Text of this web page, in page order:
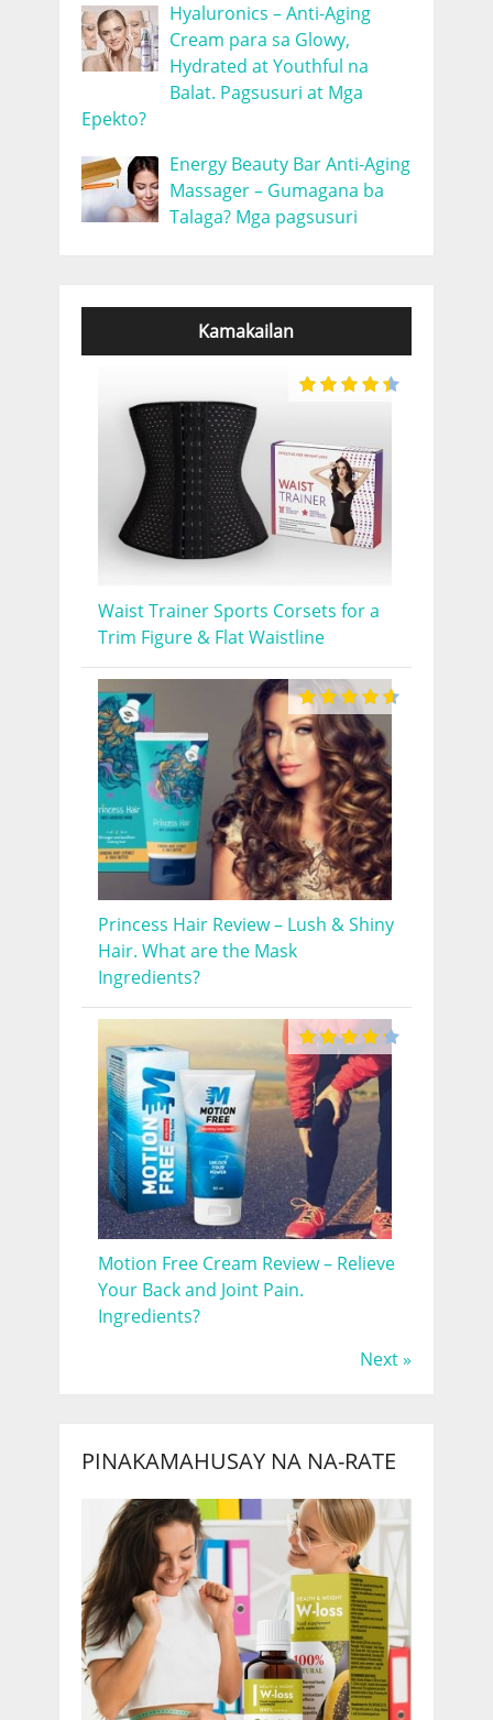
Hyaluronics – Anti-Aging
Cream para sa Glowy,
Hydrated at Youthful na
Balat. Pagsusuri at Mga
Epekto?
Energy Beauty Bar Anti-Aging
Massager – Gumagana ba
Talaga? Mga pagsusuri
Kamakailan
Waist Trainer Sports Corsets for a
Trim Figure & Flat Waistline
Princess Hair Review – Lush & Shiny
Hair. What are the Mask
Ingredients?
Motion Free Cream Review – Relieve
Your Back and Joint Pain.
Ingredients?
Next »
PINAKAMAHUSAY NA NA-RATE